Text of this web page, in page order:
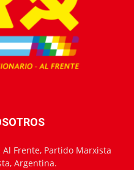
Frente, Partido Marxista
Argentina.